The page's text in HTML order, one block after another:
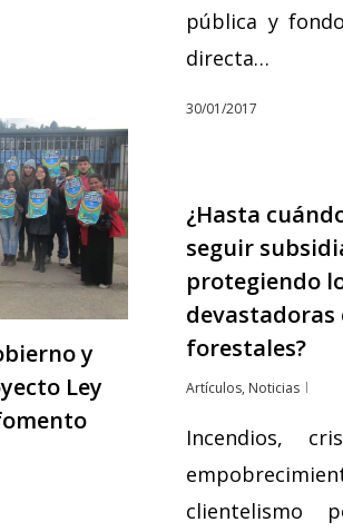
pública y
directa…
30/01/2017
y
Ley
¿Hasta
seguir
protegiendo
devastadoras
forestales?
Artículos, Noticias
Incendios,
clientelismo